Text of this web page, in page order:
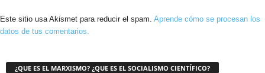
Este sitio usa Akismet para reducir el spam. Aprende cómo se procesan los
datos de tus comentarios.
¿QUE ES EL MARXISMO? ¿QUE ES EL SOCIALISMO CIENTÍFICO?